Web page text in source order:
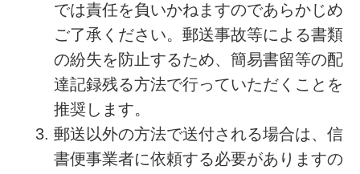
では責任を負いかねますのであらかじめ
ご了承ください。郵送事故等による書類
の紛失を防止するため、簡易書留等の配
達記録残る方法で行っていただくことを
推奨します。
郵送以外の方法で送付される場合は、信
書便事業者に依頼する必要がありますの